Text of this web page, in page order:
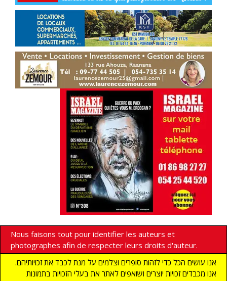
Nous faisons tout pour identifier les auteurs et
photographes afin de respecter leurs droits d'auteur.
אנו עושים הכל כדי לזהות סופרים וצלמים על מנת לכבד את זכויותיהם.
אנו מכבדים זכויות יוצרים ושואפים לאתר את בעלי הזכויות בתמונות